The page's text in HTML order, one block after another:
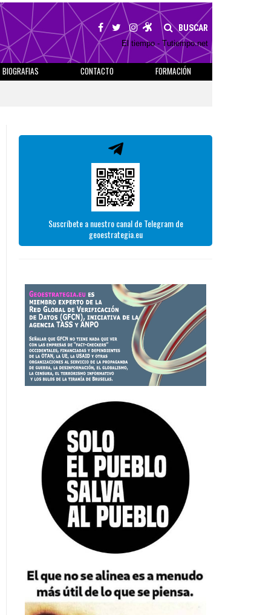
BUSCAR
El tiempo - Tutiempo.net
BIOGRAFIAS CONTACTO
FORMACIÓN
Suscríbete a nuestro canal de Telegram de
geoestrategia.eu